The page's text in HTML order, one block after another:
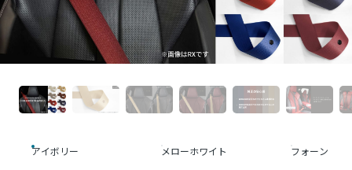
アイボリー メローホワイト フォーン